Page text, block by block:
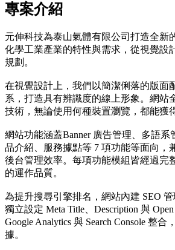
專案介紹
元伸科技為泰山氣體有限公司打造全新
化學工業產業的特性與需求，從視覺設
規劃。
在視覺設計上，我們以簡潔俐落的版面
系，打造具有辨識度的線上形象。網站
技術，無論使用何種裝置瀏覽，都能獲
網站功能涵蓋Banner 廣告管理、多語系
品介紹、服務據點等 7 項功能等面向，
後台管理效率。每項功能模組皆經過完
的運作品質。
為提升搜尋引擎排名，網站內建 SEO
獨立設定 Meta Title、Description 與
Google Analytics 與 Search Console 整
據。